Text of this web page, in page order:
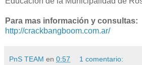
Para mas información y consultas:
http://crackbangboom.com.ar/
PnS TEAM en 0:57 1 comentario: